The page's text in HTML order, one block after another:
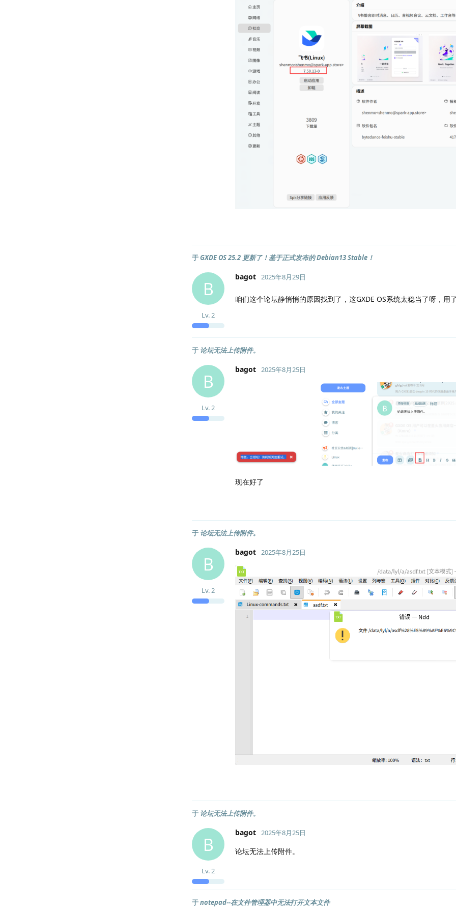
于GXDE OS 25.2 更新了！基于正式发布的 Debian13 Stable！
B
bagot
Lv.2
2025年8月29日
咱们这个论坛静悄悄的原因找到了，这GXDE OS系统太稳当了呀，用
于 论坛无法上传附件。
B
bagot
Lv.2
2025年8月25日
现在好了
于 论坛无法上传附件。
B
bagot
Lv.2
2025年8月25日
于 论坛无法上传附件。
B
bagot
Lv.2
2025年8月25日
论坛无法上传附件。
于notepad--在文件管理器中无法打开文本文件